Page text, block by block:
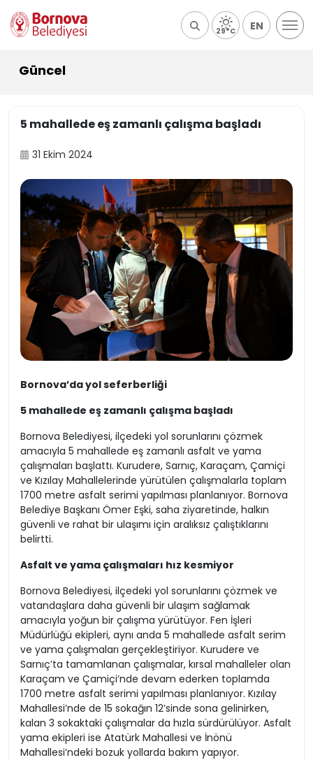
29°C EN
Güncel
5 mahallede eş zamanlı çalışma başladı
31 Ekim 2024
Bornova’da yol seferberliği
5 mahallede eş zamanlı çalışma başladı
Bornova Belediyesi, ilçedeki yol sorunlarını çözmek
amacıyla 5 mahallede eş zamanlı asfalt ve yama
çalışmaları başlattı. Kurudere, Sarnıç, Karaçam, Çamiçi
ve Kızılay Mahallelerinde yürütülen çalışmalarla toplam
1700 metre asfalt serimi yapılması planlanıyor. Bornova
Belediye Başkanı Ömer Eşki, saha ziyaretinde, halkın
güvenli ve rahat bir ulaşımı için aralıksız çalıştıklarını
belirtti.
Asfalt ve yama çalışmaları hız kesmiyor
Bornova Belediyesi, ilçedeki yol sorunlarını çözmek ve
vatandaşlara daha güvenli bir ulaşım sağlamak
amacıyla yoğun bir çalışma yürütüyor. Fen İşleri
Müdürlüğü ekipleri, aynı anda 5 mahallede asfalt serim
ve yama çalışmaları gerçekleştiriyor. Kurudere ve
Sarnıç’ta tamamlanan çalışmalar, kırsal mahalleler olan
Karaçam ve Çamiçi’nde devam ederken toplamda
1700 metre asfalt serimi yapılması planlanıyor. Kızılay
Mahallesi’nde de 15 sokağın 12’sinde sona gelinirken,
kalan 3 sokaktaki çalışmalar da hızla sürdürülüyor. Asfalt
yama ekipleri ise Atatürk Mahallesi ve İnönü
Mahallesi’ndeki bozuk yollarda bakım yapıyor.